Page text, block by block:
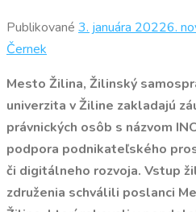
Publikované 3. januára 20226.
Černek
Mesto Žilina, Žilinský
univerzita v Žiline zakladajú
právnických osôb s názvom
podpora podnikateľského
či digitálneho rozvoja. Vstup
združenia schválili poslanci